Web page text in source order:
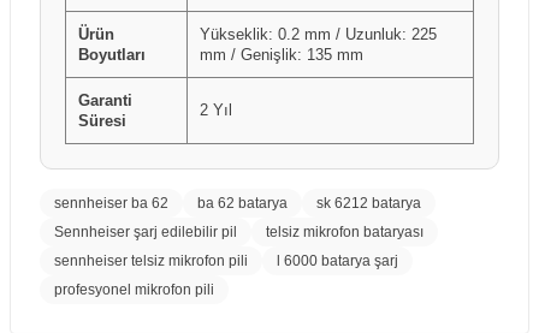
Ürün
Boyutları
Yükseklik: 0.2 mm / Uzunluk: 225
mm / Genişlik: 135 mm
Garanti
Süresi
2 Yıl
sennheiser ba 62 ba 62 batarya
sk 6212 batarya
Sennheiser şarj edilebilir pil
telsiz mikrofon bataryası
sennheiser telsiz mikrofon pili
l 6000 batarya şarj
profesyonel mikrofon pili